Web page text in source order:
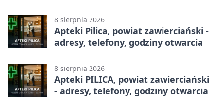
8 sierpnia 2026
Apteki Pilica, powiat zawierciański -
adresy, telefony, godziny otwarcia
8 sierpnia 2026
Apteki PILICA, powiat zawierciański
- adresy, telefony, godziny otwarcia